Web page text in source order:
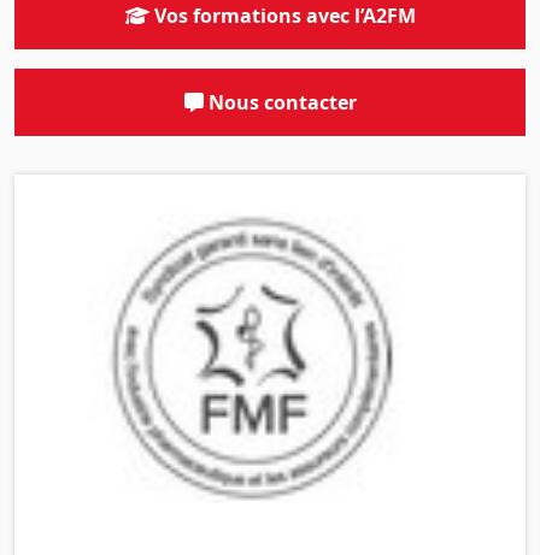
Vos formations avec l’A2FM
Nous contacter